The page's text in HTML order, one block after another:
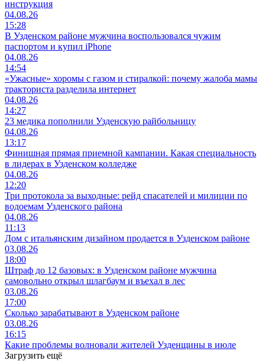
инструкция
04.08.26
15:28
В Узденском районе мужчина воспользовался чужим
паспортом и купил iPhone
04.08.26
14:54
«Ужасные» хоромы с газом и стиралкой: почему жалоба мамы
тракториста разделила интернет
04.08.26
14:27
23 медика пополнили Узденскую райбольницу
04.08.26
13:17
Финишная прямая приемной кампании. Какая специальность
в лидерах в Узденском колледже
04.08.26
12:20
Три протокола за выходные: рейд спасателей и милиции по
водоемам Узденского района
04.08.26
11:13
Дом с итальянским дизайном продается в Узденском районе
03.08.26
18:00
Штраф до 12 базовых: в Узденском районе мужчина
самовольно открыл шлагбаум и въехал в лес
03.08.26
17:00
Сколько зарабатывают в Узденском районе
03.08.26
16:15
Какие проблемы волновали жителей Узденщины в июле
Загрузить ещё